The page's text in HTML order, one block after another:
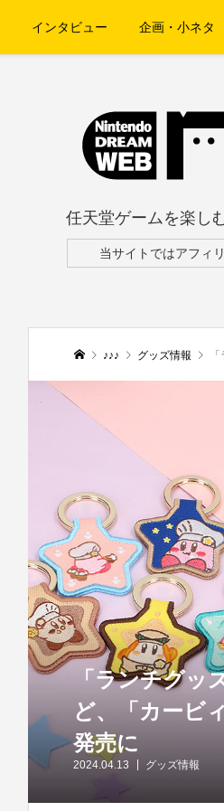
インタビュー 企画・小ネタ
任天堂ゲームを楽し
当サイトではアフィ
♪♪♪ グッズ情報
「ランチグ
ど、「カービ
発売に
2024.04.13 グッズ情報